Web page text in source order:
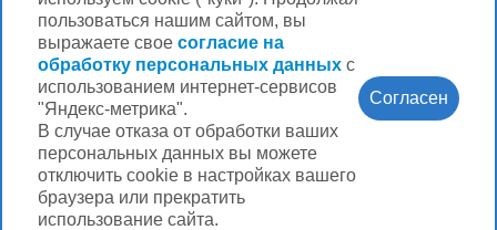
пользоваться нашим сайтом, вы
выражаете свое согласие на
обработку персональных данных с
использованием интернет-сервисов
"Яндекс-метрика".
В случае отказа от обработки ваших
персональных данных вы можете
отключить cookie в настройках вашего
браузера или прекратить
использование сайта.
Согласен
Версия для
Нужна помощь?
Разработка интернет-магазина Вебформат